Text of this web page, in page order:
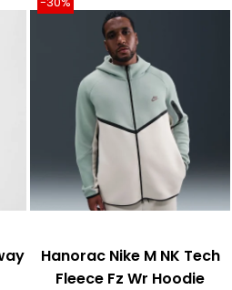
Hanorac Nike M NK Tech
Fleece Fz Wr Hoodie